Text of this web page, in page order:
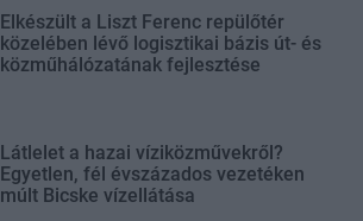
Elkészült a Liszt Ferenc repülőtér
közelében lévő logisztikai bázis út- és
közműhálózatának fejlesztése
Látlelet a hazai víziközművekről?
Egyetlen, fél évszázados vezetéken
múlt Bicske vízellátása